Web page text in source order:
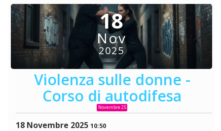
18
Nov
2025
Violenza sulle donne -
Corso di autodifesa
Novembre 25
18 Novembre 2025 10:50